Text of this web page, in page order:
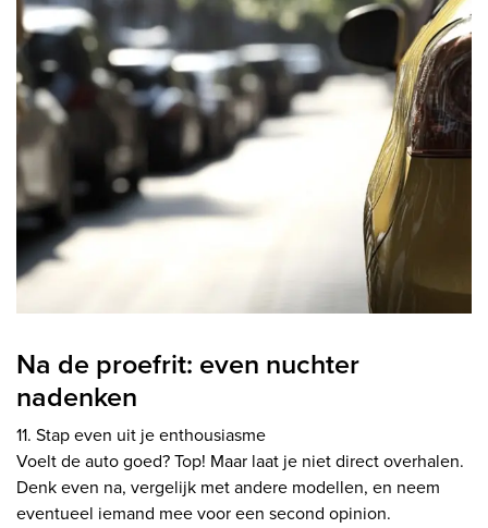
Na de proefrit: even nuchter
nadenken
11. Stap even uit je enthousiasme
Voelt de auto goed? Top! Maar laat je niet direct overhalen.
Denk even na, vergelijk met andere modellen, en neem
eventueel iemand mee voor een second opinion.